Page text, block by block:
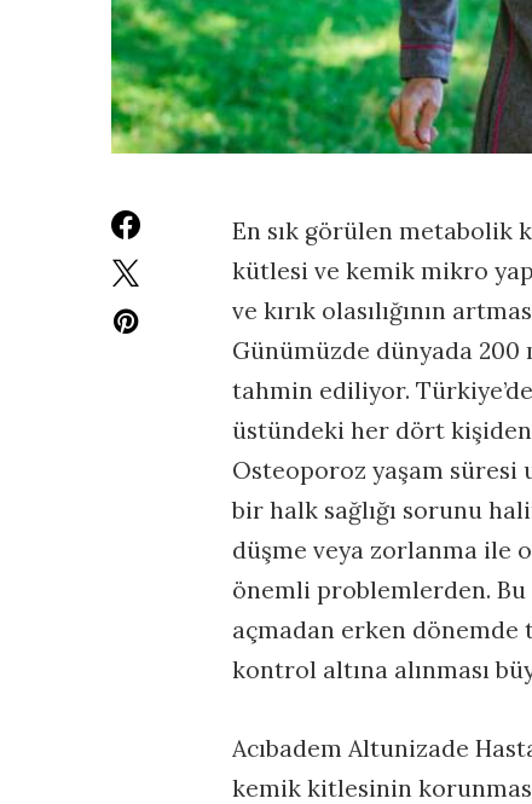
En sık görülen metabolik
kütlesi ve kemik mikro
ve kırık olasılığının
Günümüzde dünyada
tahmin ediliyor.
üstündeki her dört
Osteoporoz yaşam süresi
bir halk sağlığı sorunu
düşme veya zorlanma ile
önemli problemlerden. Bu
açmadan erken
kontrol altına alınması
Acıbadem Altunizade
kemik kitlesinin